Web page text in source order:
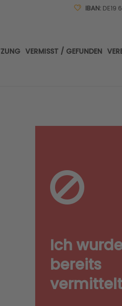
IBAN: DE19
VERMISST / GEFUNDEN
Ich
bereits